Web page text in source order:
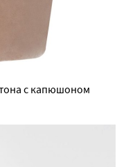
с капюшоном